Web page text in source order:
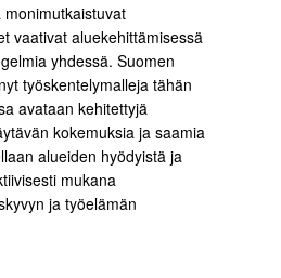
vaativat aluekehittämisessä
yhdessä. Suomen
työskentelymalleja tähän
avataan kehitettyjä
kokemuksia ja saamia
alueiden hyödyistä ja
mukana
ja työelämän